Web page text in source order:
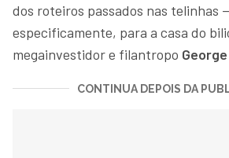
dos roteiros passados nas telinhas
especificamente, para a casa do
megainvestidor e filantropo
CONTINUA DEPOIS DA